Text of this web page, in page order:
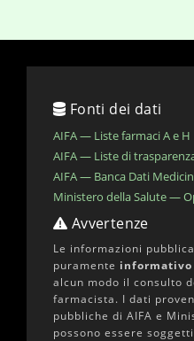
Fonti dei dati
AIFA — Liste farmaci A e H
AIFA — Liste di
AIFA — Banca Dati
Ministero della Salute —
Avvertenze
Le informazioni
puramente informativo
alcun modo il consulto
farmacista. I dati
pubbliche di AIFA e
possono essere